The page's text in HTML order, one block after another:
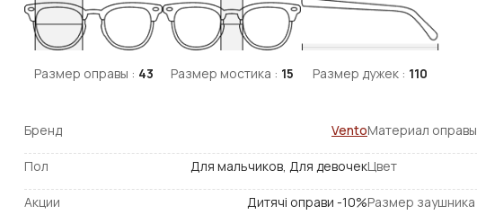
Размер оправы : 43 Размер мостика : 15 Размер дужек : 110
Бренд Vento
Пол Для мальчиков, Для девочек
Акции Дитячі оправи -10%
Материал оправы
Цвет
Размер заушника